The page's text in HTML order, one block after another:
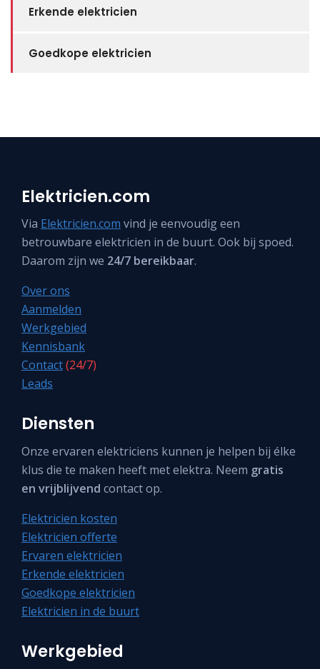
Erkende elektricien
Goedkope elektricien
Elektricien.com
Via Elektricien.com vind je eenvoudig een
betrouwbare elektricien in de buurt. Ook bij spoed.
Daarom zijn we 24/7 bereikbaar.
Over ons
Aanmelden
Werkgebied
Kennisbank
Contact(24/7)
Leads
Diensten
Onze ervaren elektriciens kunnen je helpen bij élke
klus die te maken heeft met elektra. Neem gratis
en vrijblijvend contact op.
Elektricien kosten
Elektricien offerte
Ervaren elektricien
Erkende elektricien
Goedkope elektricien
Elektricien in de buurt
Werkgebied